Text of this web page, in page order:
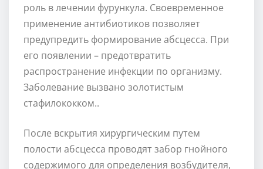
роль в лечении фурункула. Своевременное
применение антибиотиков позволяет
предупредить формирование абсцесса. При
его появлении – предотвратить
распространение инфекции по организму.
Заболевание вызвано золотистым
стафилококком..
После вскрытия хирургическим путем
полости абсцесса проводят забор гнойного
содержимого для определения возбудителя,